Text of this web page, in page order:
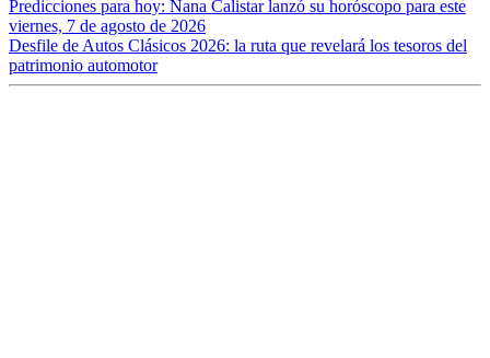
Predicciones para hoy: Nana Calistar lanzó su horóscopo para este
viernes, 7 de agosto de 2026
Desfile de Autos Clásicos 2026: la ruta que revelará los tesoros del
patrimonio automotor